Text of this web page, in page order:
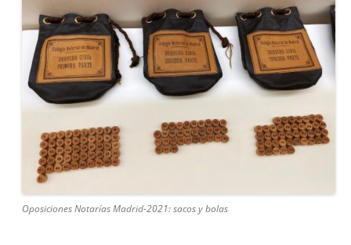
Oposiciones Notarías Madrid-2021: sacos y bolas